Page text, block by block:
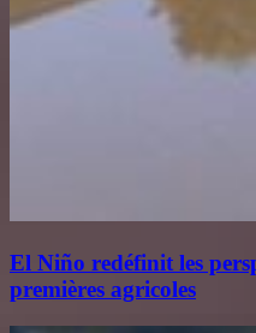
El Niño redéfinit les
premières agricoles